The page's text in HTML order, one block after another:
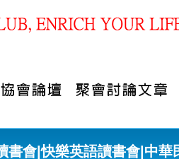
書會|快樂英語讀書會|中華